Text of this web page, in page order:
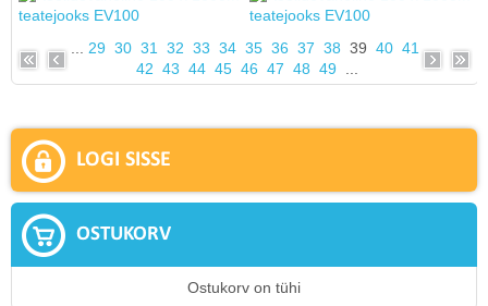
29 30 31 32 33 34 35 36 37 38 39 40 41
42 43 44 45 46 47 48 49
LOGI SISSE
OSTUKORV
Ostukorv on tühi